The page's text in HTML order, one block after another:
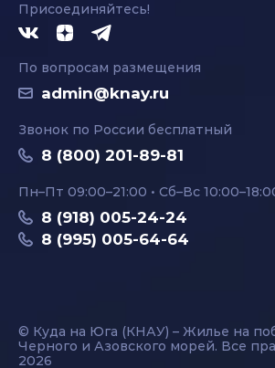
Присоединяйтесь!
По вопросам размещения
admin@knay.ru
Звонок по России бесплатный
8 (800) 201-89-81
Пн–Пт 09:00–21:00 • Сб–Вс
8 (918) 005-24-24
8 (995) 005-64-64
© Куда на Юга (КНАУ) – Жилье на
Черного и Азовского морей. Все
2026